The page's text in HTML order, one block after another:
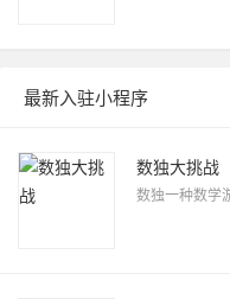
最新入驻小程序
数独大挑战
数独一种数学